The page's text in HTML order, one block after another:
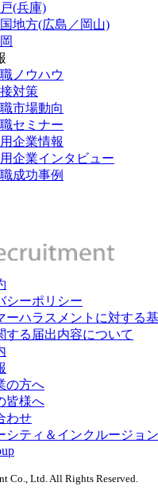
(兵庫)
地方(広島／岡山)
ノウハウ
対策
市場動向
セミナー
企業情報
企業インタビュー
成功事例
シーポリシー
ーハラスメントに対する
する届出内容について
の方へ
皆様へ
わせ
シティ＆インクルージョ
Co., Ltd. All Rights Reserved.